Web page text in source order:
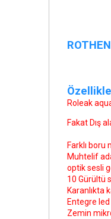
Roleak
Fakat Dış
Farklı
Muhtelif
optik sesli
10 Gürültü
Karanlıkta
Entegre led
Zemin